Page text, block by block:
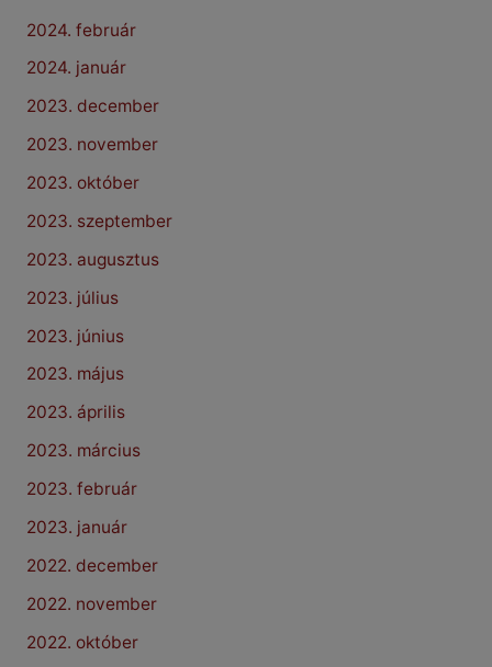
2024. február
2024. január
2023. december
2023. november
2023. október
2023. szeptember
2023. augusztus
2023. július
2023. június
2023. május
2023. április
2023. március
2023. február
2023. január
2022. december
2022. november
2022. október